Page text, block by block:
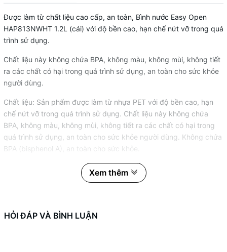
Được làm từ chất liệu cao cấp, an toàn, Bình nước Easy Open
HAP813NWHT 1.2L (cái) với độ bền cao, hạn chế nứt vỡ trong quá
trình sử dụng.
Chất liệu này không chứa BPA, không màu, không mùi, không tiết
ra các chất có hại trong quá trình sử dụng, an toàn cho sức khỏe
người dùng.
Chất liệu: Sản phẩm được làm từ nhựa PET với độ bền cao, hạn
chế nứt vỡ trong quá trình sử dụng. Chất liệu này không chứa
BPA, không màu, không mùi, không tiết ra các chất có hại trong
quá trình sử dụng, an toàn cho sức khỏe người dùng. Không chứa
BPA (bisphenol A), an toàn cho sức khỏe.
Dung tích: 1,2L (245mmx95mm). Chuyên dụng đựng nước trong
đến 60 độ C
Xem thêm
HỎI ĐÁP VÀ BÌNH LUẬN